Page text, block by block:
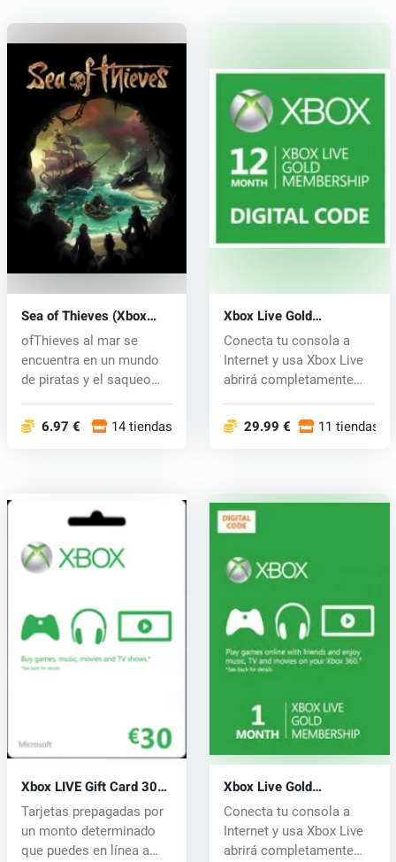
Sea of Thieves (Xbox
One) key
ofThieves al mar se
encuentra en un mundo
de piratas y el saqueo
6.97 € 14 tiendas
Xbox Live Gold
Membership Card 12
Month
Conecta tu consola a
Internet y usa Xbox Live
abrirá completamente
29.99 € 11 tiendas
Xbox LIVE Gift Card 30
EUR
Tarjetas prepagadas por
un monto determinado
que puedes en línea a
Xbox Live Gold
Membership Card 1
Month
Conecta tu consola a
Internet y usa Xbox Live
abrirá completamente